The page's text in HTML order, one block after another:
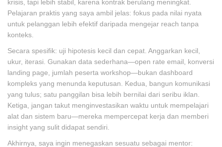
krisis, tapi lebih stabil, karena kontrak berulang meningkat.
Pelajaran praktis yang saya ambil jelas: fokus pada nilai nyata
untuk pelanggan lebih efektif daripada mengejar reach tanpa
konteks.
Secara spesifik: uji hipotesis kecil dan cepat. Anggarkan kecil,
ukur, iterasi. Gunakan data sederhana—open rate email, konversi
landing page, jumlah peserta workshop—bukan dashboard
kompleks yang menunda keputusan. Kedua, bangun komunikasi
yang tulus; satu panggilan bisa lebih bernilai dari seribu iklan.
Ketiga, jangan takut menginvestasikan waktu untuk mempelajari
alat dan sistem baru—mereka mempercepat kerja dan memberi
insight yang sulit didapat sendiri.
Akhirnya, saya ingin menegaskan sesuatu sebagai mentor: